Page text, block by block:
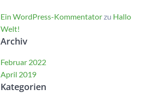
Ein WordPress-Kommentatorzu Hallo
Welt!
Archiv
Februar 2022
April 2019
Kategorien